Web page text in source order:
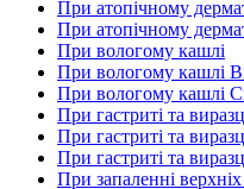
При атопічному
При атопічному
При вологому кашлі
При вологому кашлі
При вологому кашлі
При гастриті та
При гастриті та
При гастриті та
При запаленні